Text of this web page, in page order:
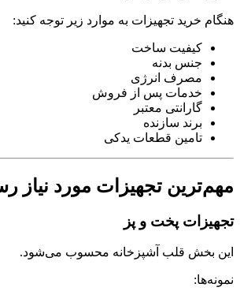
هنگام خرید تجهیزات به موارد زیر توجه کنید:
کیفیت ساخت
جنس بدنه
مصرف انرژی
خدمات پس از فروش
گارانتی معتبر
برند سازنده
تامین قطعات یدکی
مهم‌ترین تجهیزات مورد نیاز
تجهیزات پخت و پز
این بخش قلب آشپزخانه محسوب می‌شود.
نمونه‌ها: